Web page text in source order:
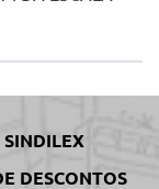
SINDILEX
DESCONTOS